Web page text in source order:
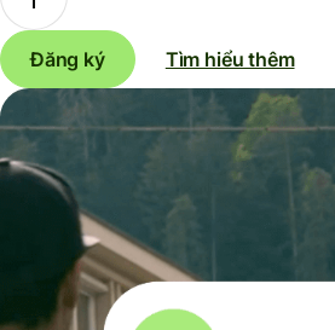
Đăng ký Tìm hiểu thêm